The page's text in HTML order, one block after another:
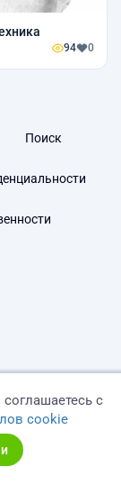
94 0
Поиск
с
cookie